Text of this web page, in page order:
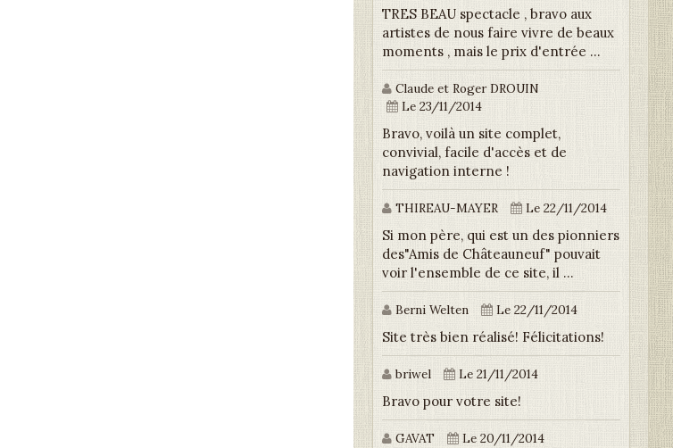
TRES BEAU spectacle , bravo aux
artistes de nous faire vivre de beaux
moments , mais le prix d'entrée ...
Claude et Roger DROUIN
Le 23/11/2014
Bravo, voilà un site complet,
convivial, facile d'accès et de
navigation interne !
THIREAU-MAYER Le 22/11/2014
Si mon père, qui est un des pionniers
des"Amis de Châteauneuf" pouvait
voir l'ensemble de ce site, il ...
Berni Welten Le 22/11/2014
Site très bien réalisé! Félicitations!
briwel Le 21/11/2014
Bravo pour votre site!
GAVAT Le 20/11/2014